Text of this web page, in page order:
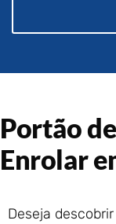
Portão
Enrolar
Deseja